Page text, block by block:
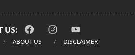
US:
ABOUT US DISCLAIMER